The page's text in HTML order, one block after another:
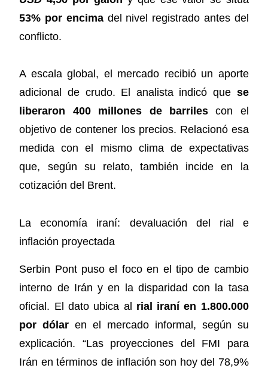
53% por encimadel nivel registrado antes del
conflicto.
A escala global, el mercado recibió un aporte
adicional de crudo. El analista indicó que se
liberaron 400 millones de barrilescon el
objetivo de contener los precios. Relacionó esa
medida con el mismo clima de expectativas
que, según su relato, también incide en la
cotización del Brent.
La economía iraní: devaluación del rial e
inflación proyectada
Serbin Pont puso el foco en el tipo de cambio
interno de Irán y en la disparidad con la tasa
oficial. El dato ubica al rial iraní en 1.800.000
por dólar en el mercado informal, según su
explicación. “Las proyecciones del FMI para
Irán en términos de inflación son hoy del 78,9%